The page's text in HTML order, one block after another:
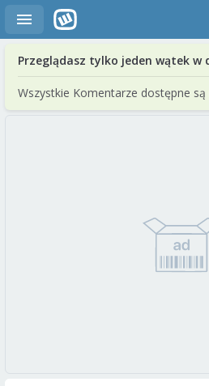
Przeglądasz tylko jeden wątek w
Wszystkie Komentarze dostępne są